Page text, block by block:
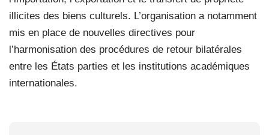
illicites des biens culturels. L’organisation a notamment
mis en place de nouvelles directives pour
l’harmonisation des procédures de retour bilatérales
entre les États parties et les institutions académiques
internationales.